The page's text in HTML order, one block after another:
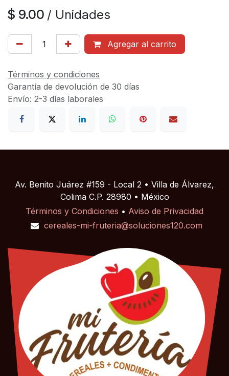
$ 9.00 / Unidades
Agregar al carrito
Términos y condiciones
Garantía de devolución de 30 días
Envío: 2-3 días laborales
Av. Benito Juárez #159 - Local 2 • Villa de Álvarez,
Colima C.P. 28980 • México
Términos y Condiciones • Aviso de Privacidad
cereales-mi-fruteria@soluciones120.com